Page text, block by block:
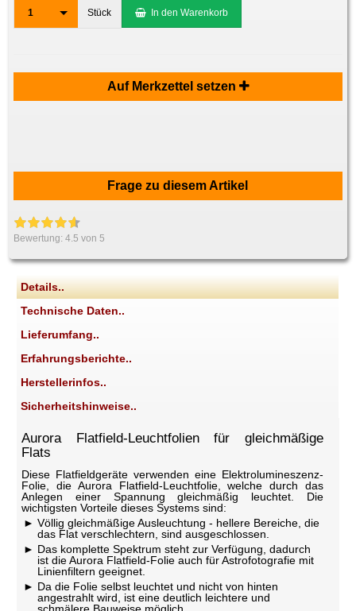
1 Stück In den Warenkorb
Auf Merkzettel setzen
Frage zu diesem Artikel
Bewertung:4.5 von 5
Details..
Technische Daten..
Lieferumfang..
Erfahrungsberichte..
Herstellerinfos..
Sicherheitshinweise..
Aurora Flatfield-Leuchtfolien für gleichmäßige
Flats
Diese Flatfieldgeräte verwenden eine Elektrolumineszenz-
Folie, die Aurora Flatfield-Leuchtfolie, welche durch das
Anlegen einer Spannung gleichmäßig leuchtet. Die
wichtigsten Vorteile dieses Systems sind:
Völlig gleichmäßige Ausleuchtung - hellere Bereiche, die
das Flat verschlechtern, sind ausgeschlossen.
Das komplette Spektrum steht zur Verfügung, dadurch
ist die Aurora Flatfield-Folie auch für Astrofotografie mit
Linienfiltern geeignet.
Da die Folie selbst leuchtet und nicht von hinten
angestrahlt wird, ist eine deutlich leichtere und